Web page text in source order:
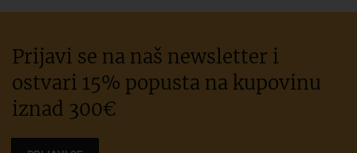
Prijavi se na naš newsletter i
ostvari 15% popusta na kupovinu
iznad 300€